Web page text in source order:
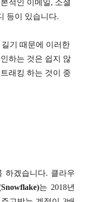
적인 이메일, 소셜
등이 있습니다.
기 때문에 이러한
하는 것은 쉽지 않
래킹 하는 것이 중
하겠습니다. 클라우
는 2018년